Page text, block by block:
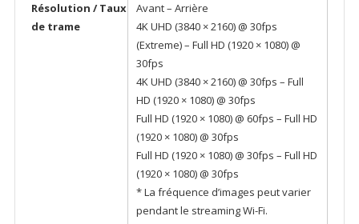
Résolution / Taux
de trame
Avant – Arrière
4K UHD (3840 × 2160) @ 30fps
(Extreme) – Full HD (1920 × 1080) @
30fps
4K UHD (3840 × 2160) @ 30fps – Full
HD (1920 × 1080) @ 30fps
Full HD (1920 × 1080) @ 60fps – Full HD
(1920 × 1080) @ 30fps
Full HD (1920 × 1080) @ 30fps – Full HD
(1920 × 1080) @ 30fps
* La fréquence d’images peut varier
pendant le streaming Wi-Fi.